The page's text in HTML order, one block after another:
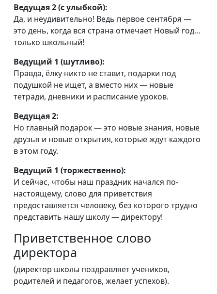
Ведущая 2 (с улыбкой):
Да, и неудивительно! Ведь первое сентября —
это день, когда вся страна отмечает Новый год…
только школьный!
Ведущий 1 (шутливо):
Правда, ёлку никто не ставит, подарки под
подушкой не ищет, а вместо них — новые
тетради, дневники и расписание уроков.
Ведущая 2:
Но главный подарок — это новые знания, новые
друзья и новые открытия, которые ждут каждого
в этом году.
Ведущий 1 (торжественно):
И сейчас, чтобы наш праздник начался по-
настоящему, слово для приветствия
предоставляется человеку, без которого трудно
представить нашу школу — директору!
Приветственное слово
директора
(директор школы поздравляет учеников,
родителей и педагогов, желает успехов).